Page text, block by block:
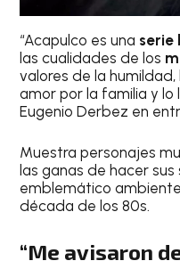
“Acapulco es una serie
las cualidades de los
valores de la
amor por la familia y lo
Eugenio Derbez en
Muestra personajes
las ganas de hacer
emblemático
década de los 80s.
“Me avisaron